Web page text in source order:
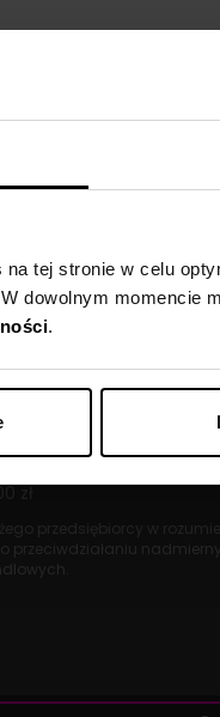
tej stronie w celu
dowolnym momencie
.
o przeciwdziałaniu